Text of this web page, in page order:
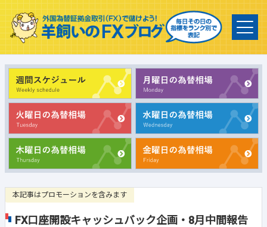
本記事はプロモーションを含みます
FX口座開設キャッシュバック企画・8月中間報告